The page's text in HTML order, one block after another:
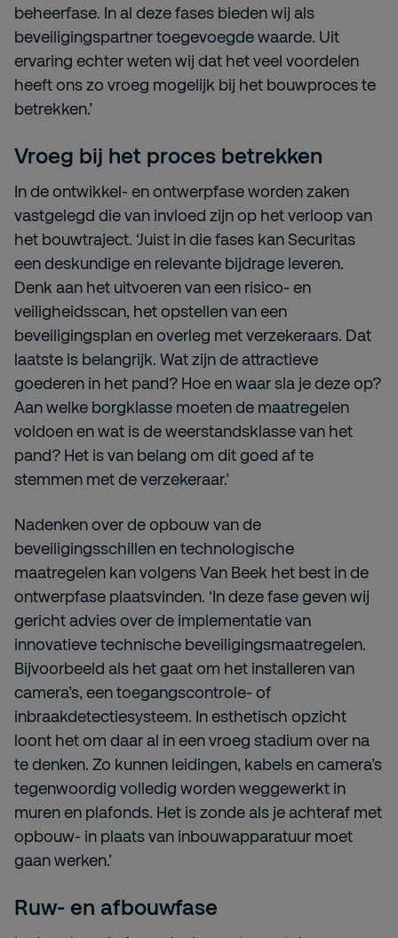
beheerfase. In al deze fases bieden wij als
beveiligingspartner toegevoegde waarde. Uit
ervaring echter weten wij dat het veel voordelen
heeft ons zo vroeg mogelijk bij het bouwproces te
betrekken.’
Vroeg bij het proces betrekken
In de ontwikkel- en ontwerpfase worden zaken
vastgelegd die van invloed zijn op het verloop van
het bouwtraject. ‘Juist in die fases kan Securitas
een deskundige en relevante bijdrage leveren.
Denk aan het uitvoeren van een risico- en
veiligheidsscan, het opstellen van een
beveiligingsplan en overleg met verzekeraars. Dat
laatste is belangrijk. Wat zijn de attractieve
goederen in het pand? Hoe en waar sla je deze op?
Aan welke borgklasse moeten de maatregelen
voldoen en wat is de weerstandsklasse van het
pand? Het is van belang om dit goed af te
stemmen met de verzekeraar.’
Nadenken over de opbouw van de
beveiligingsschillen en technologische
maatregelen kan volgens Van Beek het best in de
ontwerpfase plaatsvinden. ‘In deze fase geven wij
gericht advies over de implementatie van
innovatieve technische beveiligingsmaatregelen.
Bijvoorbeeld als het gaat om het installeren van
camera’s, een toegangscontrole- of
inbraakdetectiesysteem. In esthetisch opzicht
loont het om daar al in een vroeg stadium over na
te denken. Zo kunnen leidingen, kabels en camera’s
tegenwoordig volledig worden weggewerkt in
muren en plafonds. Het is zonde als je achteraf met
opbouw- in plaats van inbouwapparatuur moet
gaan werken.’
Ruw- en afbouwfase